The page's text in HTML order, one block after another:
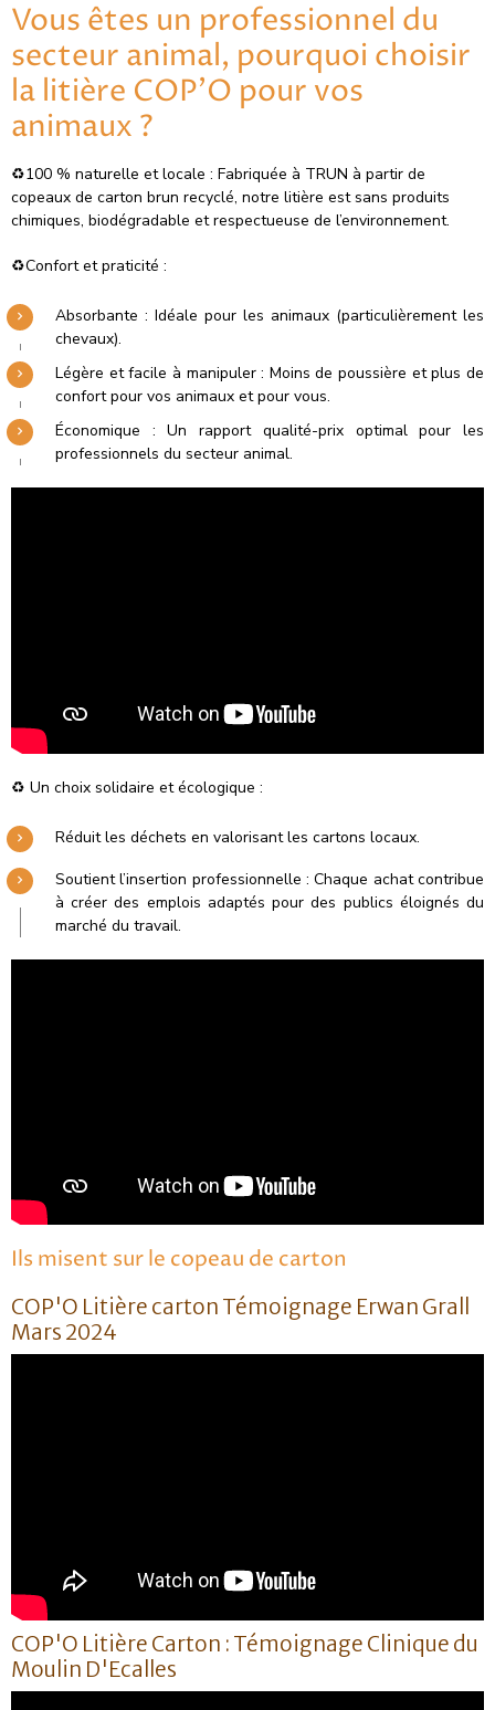
Vous êtes un professionnel du
secteur animal, pourquoi choisir
la litière COP’O pour vos
animaux ?
♻️100 % naturelle et locale : Fabriquée à TRUN à partir de
copeaux de carton brun recyclé, notre litière est sans produits
chimiques, biodégradable et respectueuse de l’environnement.
♻️Confort et praticité :
Absorbante : Idéale pour les animaux (particulièrement les
chevaux).
Légère et facile à manipuler : Moins de poussière et plus de
confort pour vos animaux et pour vous.
Économique : Un rapport qualité-prix optimal pour les
professionnels du secteur animal.
♻️ Un choix solidaire et écologique :
Réduit les déchets en valorisant les cartons locaux.
Soutient l’insertion professionnelle : Chaque achat contribue
à créer des emplois adaptés pour des publics éloignés du
marché du travail.
Ils misent sur le copeau de carton
COP'O Litière carton Témoignage Erwan Grall
Mars 2024
COP'O Litière Carton : Témoignage Clinique du
Moulin D'Ecalles